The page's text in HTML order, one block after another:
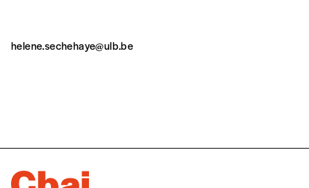
helene.sechehaye@ulb.be